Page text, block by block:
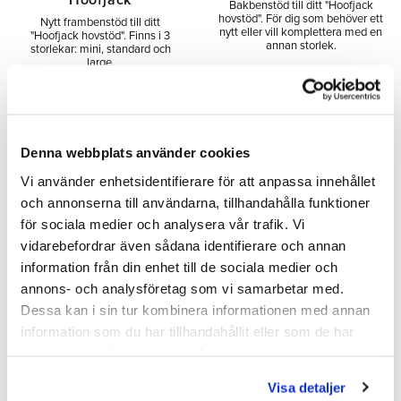
Denna webbplats använder cookies
Vi använder enhetsidentifierare för att anpassa innehållet
och annonserna till användarna, tillhandahålla funktioner
för sociala medier och analysera vår trafik. Vi
vidarebefordrar även sådana identifierare och annan
information från din enhet till de sociala medier och
annons- och analysföretag som vi samarbetar med.
Dessa kan i sin tur kombinera informationen med annan
information som du har tillhandahållit eller som de har
Visa detaljer
Nytt frambenstöd till ditt
"Hoofjack hovstöd". Finns i 3
storlekar: mini, standard och
large.
Lägg till i önskelista
INFO
Bakbenstöd till ditt "Hoofjack
hovstöd". För dig som behöver ett
nytt eller vill komplettera med en
annan storlek.
648,00SEK
Kombinerat